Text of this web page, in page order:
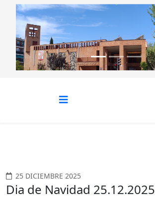
Anterior
25 DICIEMBRE 2025
Dia de Navidad 25.12.2025